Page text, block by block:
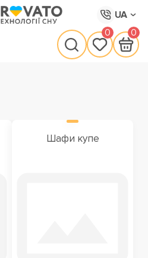
UA
0 0
Шафи купе